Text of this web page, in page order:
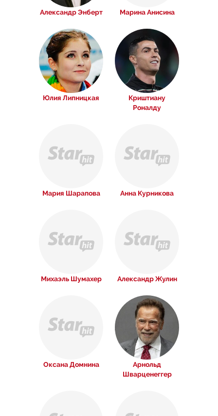
Александр Энберт Марина Анисина
Юлия Липницкая
Криштиану
Роналду
Мария Шарапова Анна Курникова
Михаэль Шумахер Александр Жулин
Оксана Домнина
Арнольд
Шварценеггер